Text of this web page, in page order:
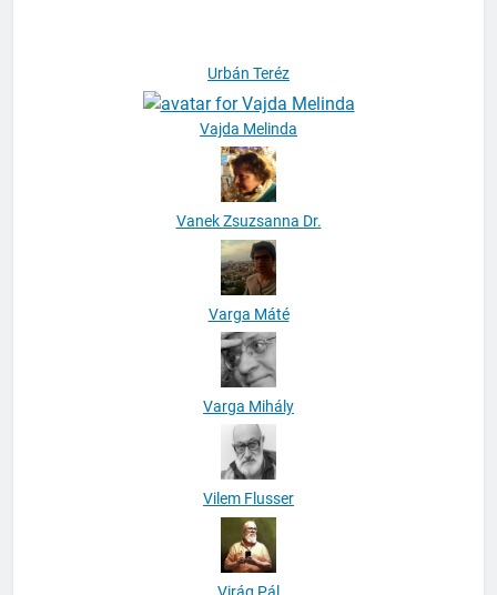
Vanek Zsuzsanna Dr.
Varga Máté
Varga Mihály
Vilem Flusser
Virág Pál